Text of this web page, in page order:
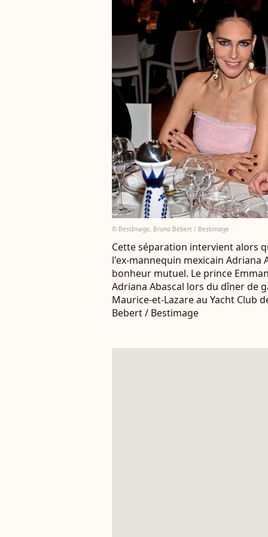
© BestImage, Bruno Bebert / Bestimage
Cette séparation intervient alors
l'ex-mannequin mexicain Adriana
bonheur mutuel. Le prince
Adriana Abascal lors du dîner de
Maurice-et-Lazare au Yacht Club
Bebert / Bestimage